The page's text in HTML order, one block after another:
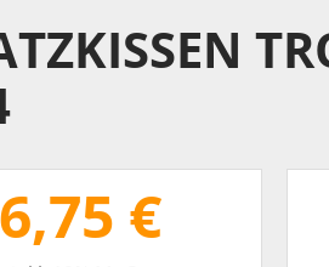
6,75 €